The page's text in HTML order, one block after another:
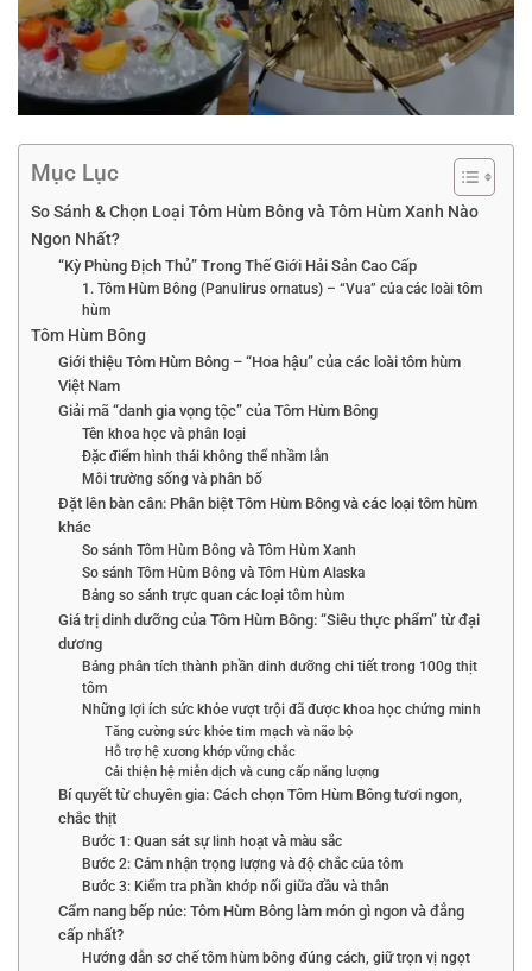
Mục Lục
So Sánh & Chọn Loại Tôm Hùm Bông và Tôm Hùm Xanh Nào
Ngon Nhất?
“Kỳ Phùng Địch Thủ” Trong Thế Giới Hải Sản Cao Cấp
1. Tôm Hùm Bông (Panulirus ornatus) – “Vua” của các loài tôm
hùm
Tôm Hùm Bông
Giới thiệu Tôm Hùm Bông – “Hoa hậu” của các loài tôm hùm
Việt Nam
Giải mã “danh gia vọng tộc” của Tôm Hùm Bông
Tên khoa học và phân loại
Đặc điểm hình thái không thể nhầm lẫn
Môi trường sống và phân bố
Đặt lên bàn cân: Phân biệt Tôm Hùm Bông và các loại tôm hùm
khác
So sánh Tôm Hùm Bông và Tôm Hùm Xanh
So sánh Tôm Hùm Bông và Tôm Hùm Alaska
Bảng so sánh trực quan các loại tôm hùm
Giá trị dinh dưỡng của Tôm Hùm Bông: “Siêu thực phẩm” từ đại
dương
Bảng phân tích thành phần dinh dưỡng chi tiết trong 100g thịt
tôm
Những lợi ích sức khỏe vượt trội đã được khoa học chứng minh
Tăng cường sức khỏe tim mạch và não bộ
Hỗ trợ hệ xương khớp vững chắc
Cải thiện hệ miễn dịch và cung cấp năng lượng
Bí quyết từ chuyên gia: Cách chọn Tôm Hùm Bông tươi ngon,
chắc thịt
Bước 1: Quan sát sự linh hoạt và màu sắc
Bước 2: Cảm nhận trọng lượng và độ chắc của tôm
Bước 3: Kiểm tra phần khớp nối giữa đầu và thân
Cẩm nang bếp núc: Tôm Hùm Bông làm món gì ngon và đẳng
cấp nhất?
Hướng dẫn sơ chế tôm hùm bông đúng cách, giữ trọn vị ngọt